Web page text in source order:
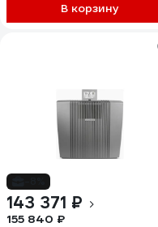
В корзину
143 371 ₽
155 840 ₽